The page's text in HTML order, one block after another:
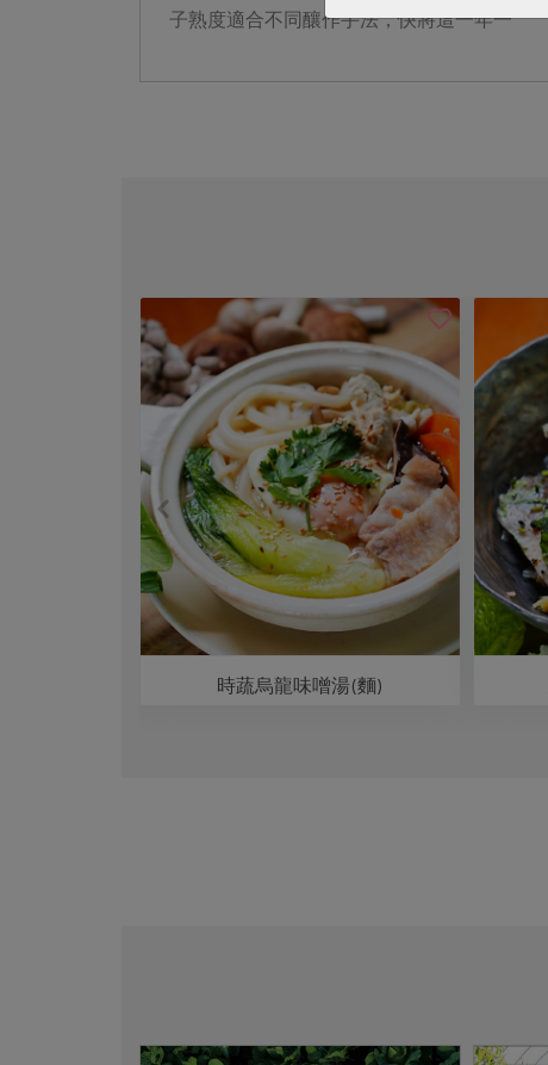
子熟度適合不同釀作手法，快將這一年一
時蔬烏龍味噌湯(麵)